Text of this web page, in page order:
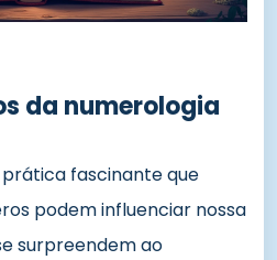
da numerologia
fascinante que
podem influenciar nossa
surpreendem ao